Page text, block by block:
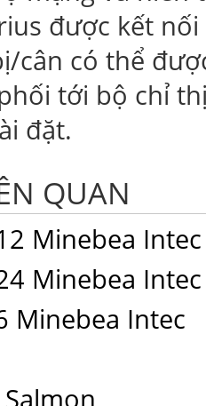
được kết
cân có thể
tới bộ chỉ
đặt.
QUAN
Minebea Intec
Minebea Intec
Minebea Intec